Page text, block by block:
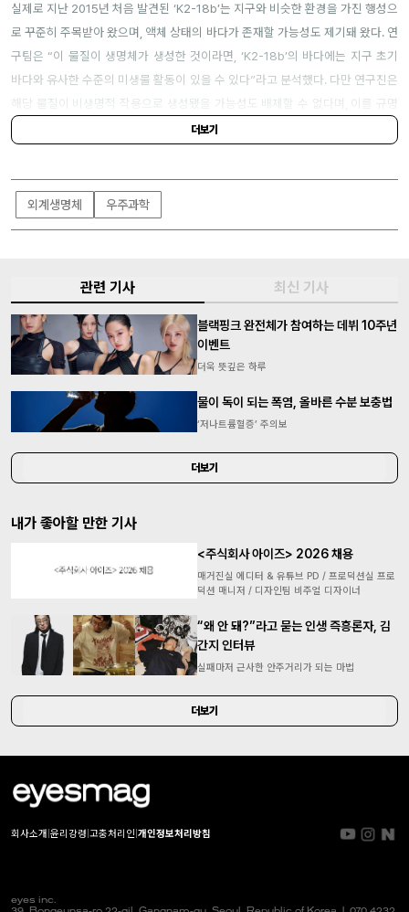
실제로 지난 2015년 처음 발견된 ‘K2-18b’는 지구와 비슷한 환경을 가진 행성으
로 꾸준히 주목받아 왔으며, 액체 상태의 바다가 존재할 가능성도 제기돼 왔다. 연
구팀은 “이 물질이 생명체가 생성한 것이라면, ‘K2-18b’의 바다에는 지구 초기
바다와 유사한 수준의 미생물 활동이 있을 수 있다”라고 분석했다. 다만 연구진은
해당 물질이 비생명적 작용으로 생성됐을 가능성도 배제할 수 없다며, 이를 규명
하기 위한 추가 연구를 이어갈 계획이라고 밝혔다.
더보기
외계생명체 우주과학
관련 기사 최신 기사
블랙핑크 완전체가 참여하는 데뷔 10주년
이벤트
더욱 뜻깊은 하루
물이 독이 되는 폭염, 올바른 수분 보충법
‘저나트륨혈증’ 주의보
더보기
내가 좋아할 만한 기사
<주식회사 아이즈> 2026 채용
매거진실 에디터 & 유튜브 PD / 프로덕션실 프로
덕션 매니저 / 디자인팀 비주얼 디자이너
“왜 안 돼?”라고 묻는 인생 즉흥론자, 김
간지 인터뷰
실패마저 근사한 안주거리가 되는 마법
더보기
회사소개 윤리강령 고충처리인 개인정보처리방침
eyes inc.